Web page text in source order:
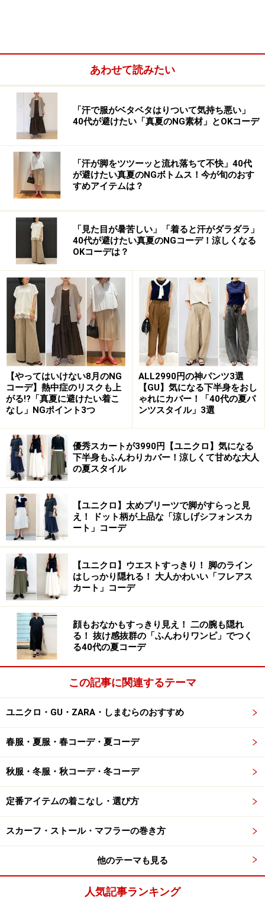
スなくはくことができます。
ゆったりしたサイズのトップスと合わせても自然に着られる
のが大人向け
ウエストは総ゴムなので着脱も楽チン。軽くギャザーが
入っていて横に広がりすぎず、きれいに落ちるのがきれ
いめ見えするポイント。写真のようにゆったりしたサイ
ズのトップスと合わせても、バランスよく着られます。
アシンメトリーに入った切り替えのおかげで甘すぎない印象
に
そしてもう一つ注目したいのが、フレアシルエットのロ
ングスカートに、さらに斜めにアシンメトリーの切り替
えが入っているところ。この切り替えがあることで、高
見え度もアップ。サイドから見た時もスカート部分に動
きがありながら、ふんわり膨らみすぎるのを防いでくれ
ます。ガーリーになりすぎず、大人がスマートにはける
ドットスカートは嬉しいですよね。
いろんなトップスに馴染みやすくコーデが
組みやすい
少し袖のふくらんだ白のコットンTブラウスで清潔感のある
モノトーンコーデに
こちらの「ドットプリントアシンメトリーティアードス
カート」は、トップス次第でいろいろなコーデを楽しめ
ます。例えば、写真のように少し袖が丸くふくらんだ白
のコットンTブラウスを合わせると、清潔感のある甘め
リネンジャケットなど、辛口のアイテムとも相性よし
シンプルな白のインナーにベージュのリネンジャケット
あわせて読みたい
「汗で服がベタベタはりついて気持ち悪い」
40代が避けたい「真夏のNG素材」とOKコーデ
「汗が脚をツツーッと流れ落ちて不快」40代
が避けたい真夏のNGボトムス！今が旬のおす
すめアイテムは？
「見た目が暑苦しい」「着ると汗がダラダラ」
40代が避けたい真夏のNGコーデ！涼しくなる
OKコーデは？
【やってはいけない8月のNG
コーデ】熱中症のリスクも上
がる!?「真夏に避けたい着こ
なし」NGポイント3つ
ALL2990円の神パンツ3選
【GU】気になる下半身をおし
ゃれにカバー！「40代の夏パ
ンツスタイル」3選
優秀スカートが3990円【ユニクロ】気になる
下半身もふんわりカバー！涼しくて甘めな大人
の夏スタイル
【ユニクロ】太めプリーツで脚がすらっと見
え！ ドット柄が上品な「涼しげシフォンスカ
ート」コーデ
【ユニクロ】ウエストすっきり！ 脚のライン
はしっかり隠れる！ 大人かわいい「フレアス
カート」コーデ
顔もおなかもすっきり見え！ 二の腕も隠れ
る！ 抜け感抜群の「ふんわりワンピ」でつく
る40代の夏コーデ
この記事に関連するテーマ
ユニクロ・GU・ZARA・しまむらのおすすめ
春服・夏服・春コーデ・夏コーデ
秋服・冬服・秋コーデ・冬コーデ
定番アイテムの着こなし・選び方
スカーフ・ストール・マフラーの巻き方
他のテーマも見る
人気記事ランキング